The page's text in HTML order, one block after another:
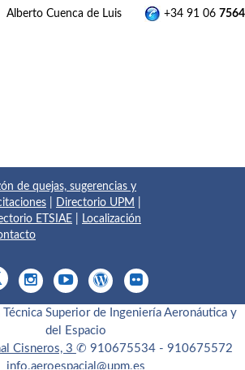
Alberto Cuenca de Luis +34 91 06
de quejas, sugerencias y
Directorio UPM
ETSIAE
Localización
Superior de Ingeniería Aeronáutica y
del Espacio
Cisneros, 3 ✆ 910675534 - 910675572
info.aeroespacial@upm.es